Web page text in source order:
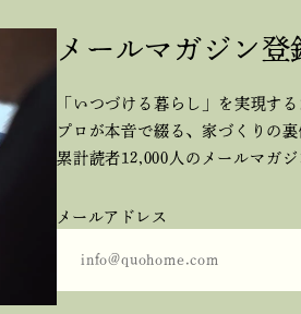
メールマガジン登
「いつづける暮らし」を実現す
プロが本音で綴る、家づくりの裏
累計読者12,000人のメールマガジ
メールアドレス